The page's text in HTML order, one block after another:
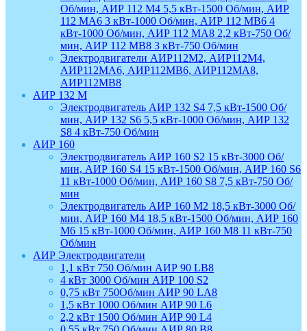
Об/мин, АИР 112 М4 5,5 кВт-1500 Об/мин, АИР
112 МА6 3 кВт-1000 Об/мин, АИР 112 МВ6 4
кВт-1000 Об/мин, АИР 112 МА8 2,2 кВт-750 Об/
мин, АИР 112 МВ8 3 кВт-750 Об/мин
Электродвигатели АИР112М2, АИР112М4,
АИР112МА6, АИР112МВ6, АИР112МА8,
АИР112МВ8
АИР 132 М
Электродвигатель АИР 132 S4 7,5 кВт-1500 Об/
мин, АИР 132 S6 5,5 кВт-1000 Об/мин, АИР 132
S8 4 кВт-750 Об/мин
АИР 160
Электродвигатель АИР 160 S2 15 кВт-3000 Об/
мин, АИР 160 S4 15 кВт-1500 Об/мин, АИР 160 S6
11 кВт-1000 Об/мин, АИР 160 S8 7,5 кВт-750 Об/
мин
Электродвигатель АИР 160 М2 18,5 кВт-3000 Об/
мин, АИР 160 М4 18,5 кВт-1500 Об/мин, АИР 160
М6 15 кВт-1000 Об/мин, АИР 160 М8 11 кВт-750
Об/мин
АИР Электродвигатели
1,1 кВт 750 Об/мин АИР 90 LB8
4 кВт 3000 Об/мин АИР 100 S2
0,75 кВт 750Об/мин АИР 90 LA8
1,5 кВт 1000 Об/мин АИР 90 L6
2,2 кВт 1500 Об/мин АИР 90 L4